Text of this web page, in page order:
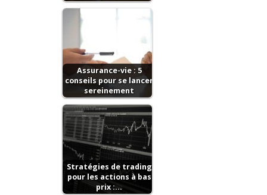
Assurance-vie : 5
conseils pour se lancer
sereinement
Stratégies de trading
pour les actions à bas
prix :…